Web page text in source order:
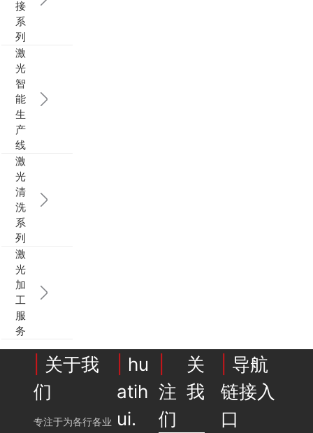
接
系
列
激
光
智
能
生
产
线
激
光
清
洗
系
列
激
光
加
工
服
务
关于我
们
专注于为各行各业
hu
atih
ui.
关
注我
们
导航
链接入
口